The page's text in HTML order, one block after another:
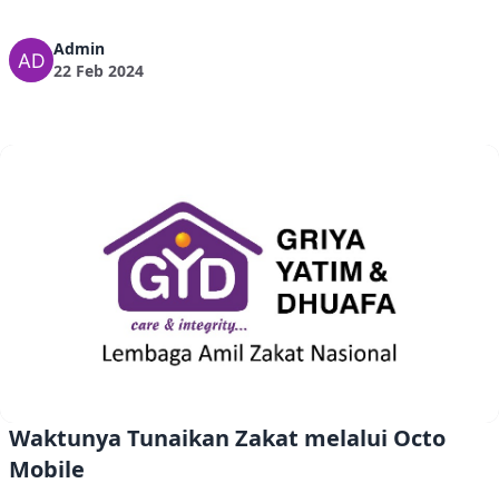
Admin
22 Feb 2024
Waktunya Tunaikan Zakat melalui Octo
Mobile